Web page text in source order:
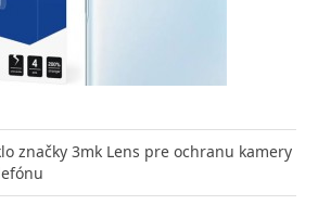
značky 3mk Lens pre ochranu kamery